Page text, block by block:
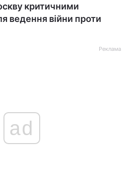
критичними
ведення війни проти
Реклама
ad